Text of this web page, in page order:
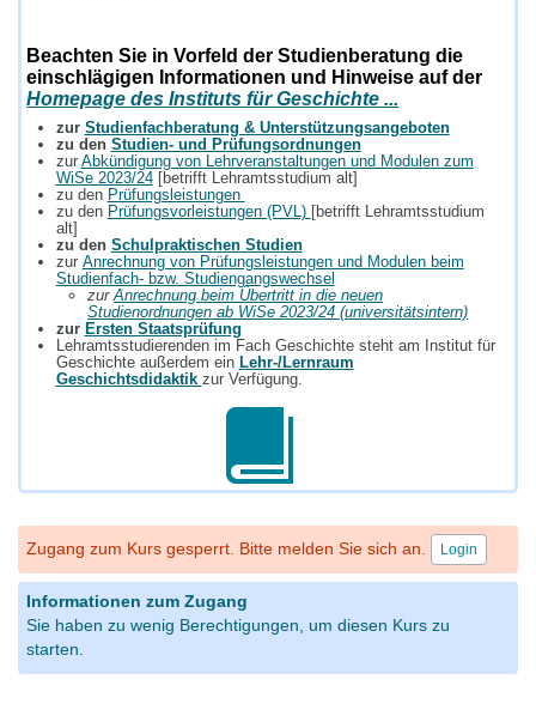
Beachten Sie in Vorfeld der Studienberatung die
einschlägigen Informationen und Hinweise auf der
Homepage des Instituts für Geschichte ...
zur Studienfachberatung & Unterstützungsangeboten
zu den Studien- und Prüfungsordnungen
zur Abkündigung von Lehrveranstaltungen und Modulen zum
WiSe 2023/24[betrifft Lehramtsstudium alt]
zu den Prüfungsleistungen
zu den Prüfungsvorleistungen (PVL) [betrifft Lehramtsstudium
alt]
zu den Schulpraktischen Studien
zur Anrechnung von Prüfungsleistungen und Modulen beim
Studienfach- bzw. Studiengangswechsel
zurAnrechnung beim Übertritt in die neuen
Studienordnungen ab WiSe 2023/24 (universitätsintern)
zur Ersten Staatsprüfung
Lehramtsstudierenden im Fach Geschichte steht am Institut für
Geschichte außerdem ein Lehr-/Lernraum
Geschichtsdidaktik zur Verfügung.
Zugang zum Kurs gesperrt. Bitte melden Sie sich an. Login
Informationen zum Zugang
Sie haben zu wenig Berechtigungen, um diesen Kurs zu
starten.